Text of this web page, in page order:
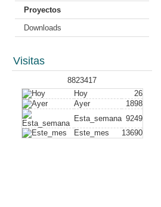
Proyectos
Downloads
Visitas
8823417
Hoy
26
Ayer
1898
Esta_semana 9249
Este_mes
13690